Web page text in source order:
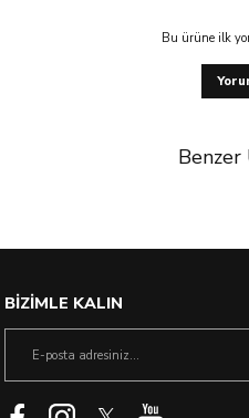
Bu ürüne ilk
BİZİMLE KALIN